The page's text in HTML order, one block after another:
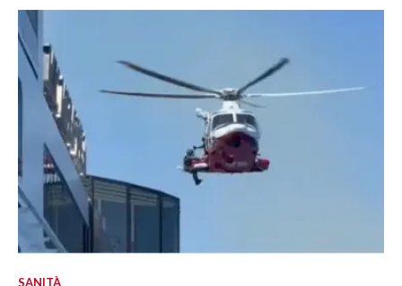
SANITÀ